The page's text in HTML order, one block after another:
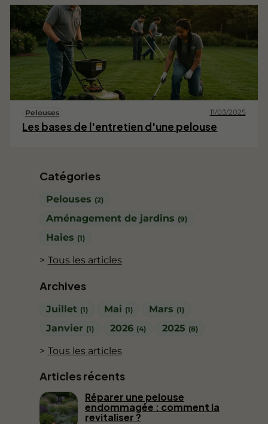
Catégories
Pelouses (2)
Aménagement de jardins (9)
Haies (1)
Tous les articles
Archives
Juillet (1) Mai (1) Mars (1)
Janvier (1) 2026 (4) 2025 (8)
Tous les articles
Articles récents
Réparer une pelouse
endommagée : comment la
revitaliser ?
Pelouses 11/03/2025
Les bases de l'entretien d'une pelouse